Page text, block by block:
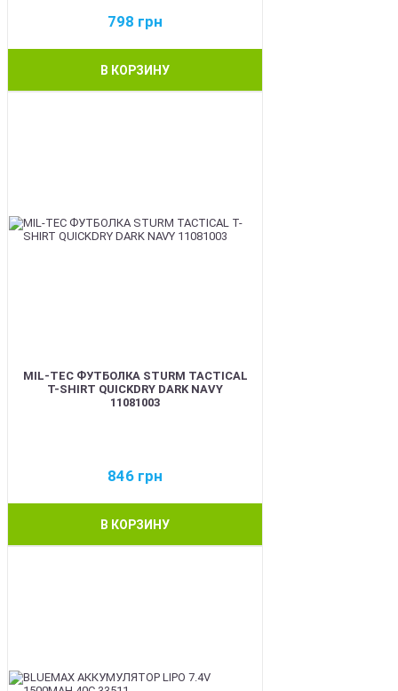
798 грн
В КОРЗИНУ
MIL-TEC ФУТБОЛКА STURM TACTICAL
T-SHIRT QUICKDRY DARK NAVY
11081003
846 грн
В КОРЗИНУ